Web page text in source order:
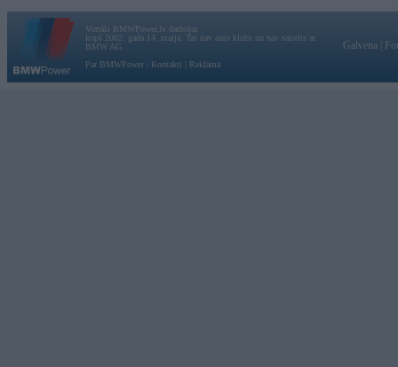
Vortāls BMWPower.lv darbojas
kopš 2002. gada 14. maija. Tas nav auto klubs un nav saistīts ar
BMW AG.
Par BMWPower
Kontakti Reklāma
Galvena